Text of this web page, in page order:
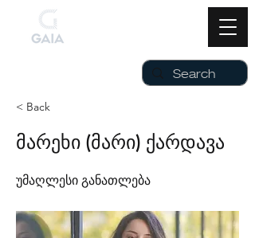
< Back
მარეხი (მარი) ქარდავა
უმაღლესი განათლება